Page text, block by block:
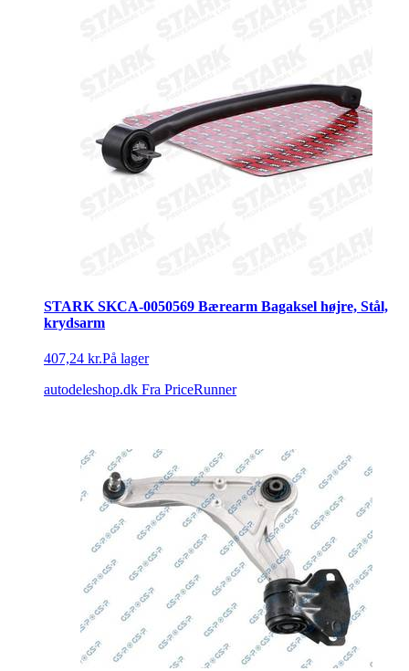
STARK SKCA-0050569 Bærearm Bagaksel højre, Stål,
krydsarm
407,24 kr.På lager
autodeleshop.dk Fra PriceRunner